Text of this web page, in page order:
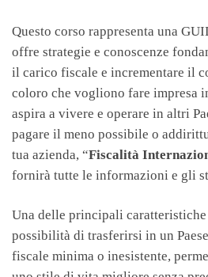
Questo corso rappresenta una
offre strategie e conoscenze
il carico fiscale e incrementare il
coloro che vogliono fare impresa
aspira a vivere e operare in altri
pagare il meno possibile o
tua azienda, “Fiscalità
fornirà tutte le informazioni e gli
Una delle principali
possibilità di trasferirsi in un
fiscale minima o inesistente,